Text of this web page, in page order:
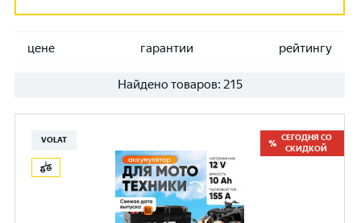
цене гарантии рейтингу
Найдено товаров: 215
VOLAT
СЕГОДНЯ СО
СКИДКОЙ